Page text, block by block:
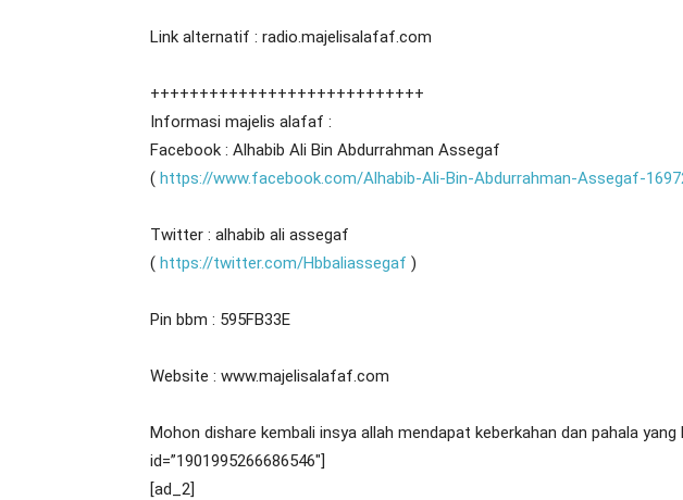
Link alternatif : radio.majelisalafaf.com
++++++++++++++++++++++++++++
Informasi majelis alafaf :
Facebook : Alhabib Ali Bin Abdurrahman Assegaf
( https://www.facebook.com/Alhabib-Ali-Bin-Abdurrahman-Assegaf-
Twitter : alhabib ali assegaf
( https://twitter.com/Hbbaliassegaf )
Pin bbm : 595FB33E
Website : www.majelisalafaf.com
Mohon dishare kembali insya allah mendapat keberkahan dan pahala
id=”1901995266686546″]
[ad_2]